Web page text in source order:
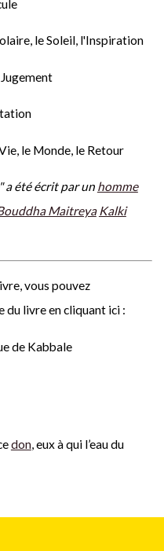
le Soleil, l'Inspiration
le Monde, le Retour
a été écrit par un homme
Maitreya Kalki
vous pouvez
du livre encliquant ici :
de Kabbale
don, eux à qui l’eau du